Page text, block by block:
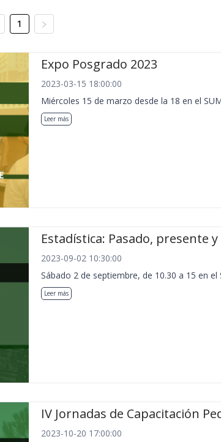
1
Expo Posgrado 2023
2023-03-15 18:00:00
Miércoles 15 de marzo desde la 18 en el
Leer más
Estadística: Pasado, presente
2023-09-02 10:30:00
Sábado 2 de septiembre, de 10.30 a 15 en el
Leer más
IV Jornadas de Capacitación
2023-10-20 17:00:00